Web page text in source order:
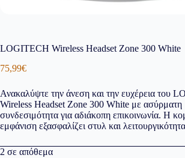
LOGITECH Wireless Headset Zone 300 White
75,99€
Ανακαλύψτε την άνεση και την ευχέρεια του
Wireless Headset Zone 300 White με ασύρματη
συνδεσιμότητα για αδιάκοπη επικοινωνία. Η
εμφάνιση εξασφαλίζει στυλ και
2 σε απόθεμα